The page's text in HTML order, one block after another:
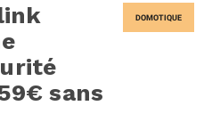
DOMOTIQUE
sans